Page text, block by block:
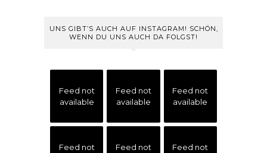
UNS GIBT’S AUCH AUF INSTAGRAM! SCHÖN,
WENN DU UNS AUCH DA FOLGST!
Feed not
available
Feed not
available
Feed not
available
Feed not
Feed not
Feed not